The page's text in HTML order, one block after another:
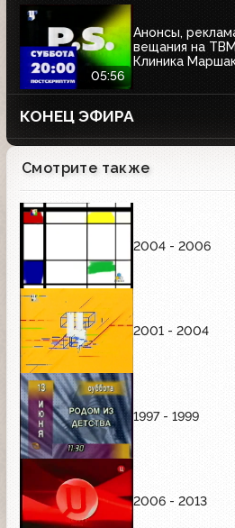
05:56
Анонсы,
вещания на
Клиника
КОНЕЦ ЭФИРА
Смотрите также
2004 - 2006
2001 - 2004
1997 - 1999
2006 - 2013